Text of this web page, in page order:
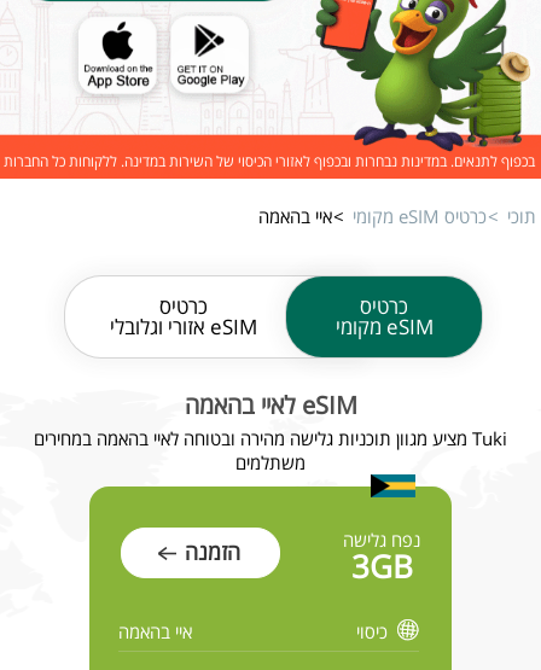
בכפוף לתנאים. במדינות נבחרות ובכפוף לאזורי הכיסוי של השירות במדינה. ללקוחות כל החברות
תוכי כרטיס eSIM מקומי איי בהאמה
כרטיס
eSIM מקומי
כרטיס
eSIM אזורי וגלובלי
eSIM לאיי בהאמה
Tuki מציע מגוון תוכניות גלישה מהירה ובטוחה לאיי בהאמה במחירים
משתלמים
נפח גלישה
3GB הזמנה
כיסוי איי בהאמה